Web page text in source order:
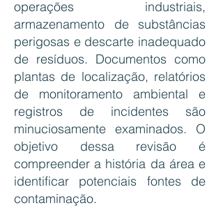
operações industriais,
armazenamento de substâncias
perigosas e descarte inadequado
de resíduos. Documentos como
plantas de localização, relatórios
de monitoramento ambiental e
registros de incidentes são
minuciosamente examinados. O
objetivo dessa revisão é
compreender a história da área e
identificar potenciais fontes de
contaminação.